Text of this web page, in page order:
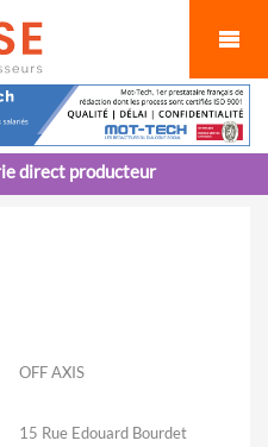
direct producteur
OFF AXIS
15 Rue Edouard Bourdet